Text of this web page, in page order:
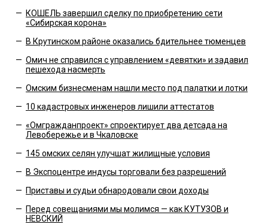
— КОШЕЛЬ завершил сделку по приобретению сети
«Сибирская корона»
— В Крутинском районе оказались бдительнее тюменцев
— Омич не справился с управлением «девятки» и задавил
пешехода насмерть
— Омским бизнесменам нашли место под палатки и лотки
— 10 кадастровых инженеров лишили аттестатов
— «Омгражданпроект» спроектирует два детсада на
Левобережье и в Чкаловске
— 145 омских селян улучшат жилищные условия
— В Экспоцентре индусы торговали без разрешений
— Приставы и судьи обнародовали свои доходы
— Перед совещаниями мы молимся — как КУТУЗОВ и
НЕВСКИЙ